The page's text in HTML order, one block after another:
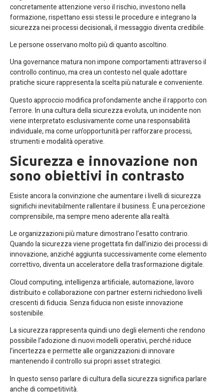
concretamente attenzione verso il rischio, investono nella
formazione, rispettano essi stessi le procedure e integrano la
sicurezza nei processi decisionali, il messaggio diventa credibile.
Le persone osservano molto più di quanto ascoltino.
Una governance matura non impone comportamenti attraverso il
controllo continuo, ma crea un contesto nel quale adottare
pratiche sicure rappresenta la scelta più naturale e conveniente.
Questo approccio modifica profondamente anche il rapporto con
l’errore. In una cultura della sicurezza evoluta, un incidente non
viene interpretato esclusivamente come una responsabilità
individuale, ma come un’opportunità per rafforzare processi,
strumenti e modalità operative.
Sicurezza e innovazione non
sono obiettivi in contrasto
Esiste ancora la convinzione che aumentare i livelli di sicurezza
significhi inevitabilmente rallentare il business. È una percezione
comprensibile, ma sempre meno aderente alla realtà.
Le organizzazioni più mature dimostrano l’esatto contrario.
Quando la sicurezza viene progettata fin dall’inizio dei processi di
innovazione, anziché aggiunta successivamente come elemento
correttivo, diventa un acceleratore della trasformazione digitale.
Cloud computing, intelligenza artificiale, automazione, lavoro
distribuito e collaborazione con partner esterni richiedono livelli
crescenti di fiducia. Senza fiducia non esiste innovazione
sostenibile.
La sicurezza rappresenta quindi uno degli elementi che rendono
possibile l’adozione di nuovi modelli operativi, perché riduce
l’incertezza e permette alle organizzazioni di innovare
mantenendo il controllo sui propri asset strategici.
In questo senso parlare di cultura della sicurezza significa parlare
anche di competitività.